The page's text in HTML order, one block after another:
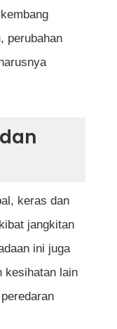
perubahan
keras dan
jangkitan
ini juga
kesihatan lain